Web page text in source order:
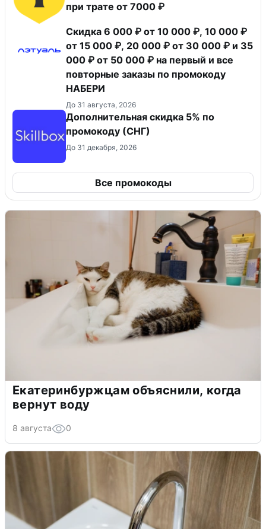
при трате от 7000 ₽
Скидка 6 000 ₽ от 10 000 ₽, 10 000 ₽
от 15 000 ₽, 20 000 ₽ от 30 000 ₽ и 35
000 ₽ от 50 000 ₽ на первый и все
повторные заказы по промокоду
НАБЕРИ
До 31 августа, 2026
Дополнительная скидка 5% по
промокоду (СНГ)
До 31 декабря, 2026
Все промокоды
Екатеринбуржцам объяснили, когда
вернут воду
8 августа 0